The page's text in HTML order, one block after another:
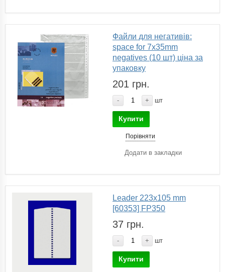
Файли для негативів:
space for 7x35mm
negatives (10 шт) ціна за
упаковку
201 грн.
- + шт
Купити
Порівняти
Додати в закладки
Leader 223x105 mm
[60353] FP350
37 грн.
- + шт
Купити